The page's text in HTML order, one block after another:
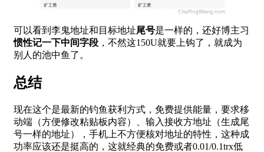
可以看到李鬼地址和目标地址尾号是一样的，还好博主习
惯性记一下中间字段 ，不然这150U就要上钩了，就成为
别人的池中鱼了。
总结
现在这个是最新的钓鱼获利方式，免费提供能量，要求移
动端（方便修改粘贴板内容）、输入接收方地址（生成尾
号一样的地址），手机上不方便核对地址的特性，这种成
功率应该还是挺高的，这就经典的免费或者0.01/0.1trx低